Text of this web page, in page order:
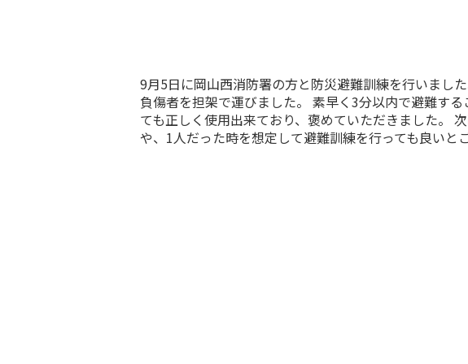
9月5日に岡山西消防署の方と防災避難訓練を行いまし
負傷者を担架で運びました。 素早く3分以内で避難す
ても正しく使用出来ており、褒めていただきました。
や、1人だった時を想定して避難訓練を行っても良いと